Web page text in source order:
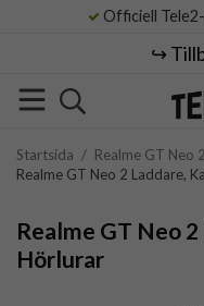
Officiell
↪️
Startsida / Realme GT Neo 2
Realme GT Neo 2 Laddare,
Realme GT Neo
Hörlurar